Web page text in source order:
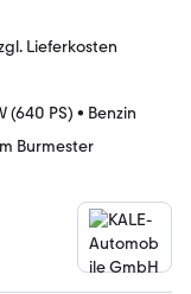
Lieferkosten
(640 PS) • Benzin
Burmester